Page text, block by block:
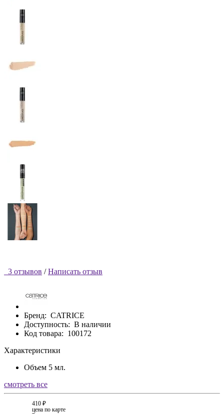
3 отзывов / Написать отзыв
Бренд: CATRICE
Доступность: В наличии
Код товара: 100172
Характеристики
Объем 5 мл.
смотреть все
410 ₽
цена по карте